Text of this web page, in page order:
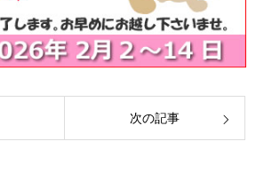
次の記事